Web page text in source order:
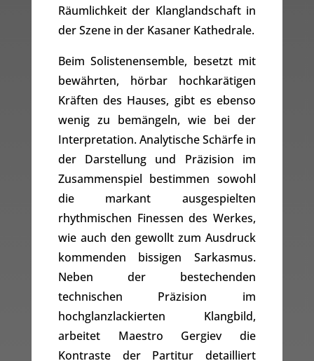
Räumlichkeit der Klanglandschaft in
der Szene in der Kasaner Kathedrale.
Beim Solistenensemble, besetzt mit
bewährten, hörbar hochkarätigen
Kräften des Hauses, gibt es ebenso
wenig zu bemängeln, wie bei der
Interpretation. Analytische Schärfe in
der Darstellung und Präzision im
Zusammenspiel bestimmen sowohl
die markant ausgespielten
rhythmischen Finessen des Werkes,
wie auch den gewollt zum Ausdruck
kommenden bissigen Sarkasmus.
Neben der bestechenden
technischen Präzision im
hochglanzlackierten Klangbild,
arbeitet Maestro Gergiev die
Kontraste der Partitur detailliert